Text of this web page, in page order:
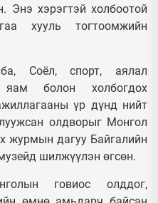
Энэ хэрэгтэй холбоотой
хууль тогтоомжийн
Соёл, спорт, аялал
яам болон холбогдох
үр дүнд нийт
олдворыг Монгол
журмын дагуу Байгалийн
шилжүүлэн өгсөн.
говиос олддог,